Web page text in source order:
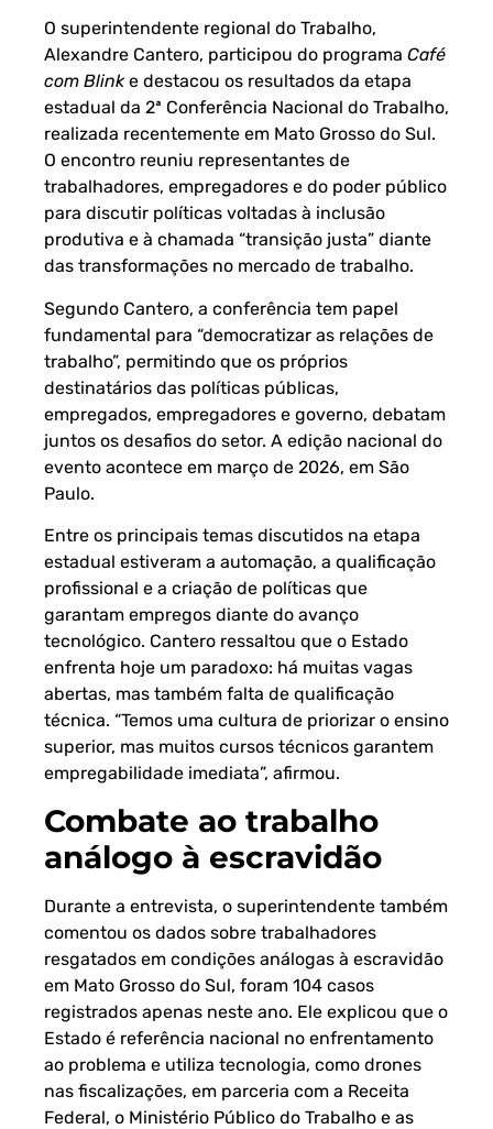
O superintendente regional do Trabalho,
Alexandre Cantero, participou do programa Café
com Blinke destacou os resultados da etapa
estadual da 2ª Conferência Nacional do Trabalho,
realizada recentemente em Mato Grosso do Sul.
O encontro reuniu representantes de
trabalhadores, empregadores e do poder público
para discutir políticas voltadas à inclusão
produtiva e à chamada “transição justa” diante
das transformações no mercado de trabalho.
Segundo Cantero, a conferência tem papel
fundamental para “democratizar as relações de
trabalho”, permitindo que os próprios
destinatários das políticas públicas,
empregados, empregadores e governo, debatam
juntos os desafios do setor. A edição nacional do
evento acontece em março de 2026, em São
Paulo.
Entre os principais temas discutidos na etapa
estadual estiveram a automação, a qualificação
profissional e a criação de políticas que
garantam empregos diante do avanço
tecnológico. Cantero ressaltou que o Estado
enfrenta hoje um paradoxo: há muitas vagas
abertas, mas também falta de qualificação
técnica. “Temos uma cultura de priorizar o ensino
superior, mas muitos cursos técnicos garantem
empregabilidade imediata”, afirmou.
Combate ao trabalho
análogo à escravidão
Durante a entrevista, o superintendente também
comentou os dados sobre trabalhadores
resgatados em condições análogas à escravidão
em Mato Grosso do Sul, foram 104 casos
registrados apenas neste ano. Ele explicou que o
Estado é referência nacional no enfrentamento
ao problema e utiliza tecnologia, como drones
nas fiscalizações, em parceria com a Receita
Federal, o Ministério Público do Trabalho e as